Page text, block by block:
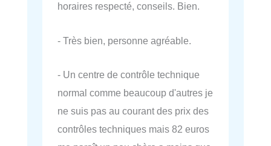
horaires respecté, conseils. Bien.
- Très bien, personne agréable.
- Un centre de contrôle technique
normal comme beaucoup d'autres je
ne suis pas au courant des prix des
contrôles techniques mais 82 euros